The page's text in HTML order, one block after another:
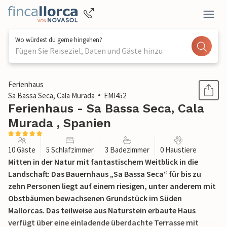
Wo würdest du gerne hingehen?
Fügen Sie Reiseziel, Daten und Gäste hinzu
1 / 56
Ferienhaus
Sa Bassa Seca, Cala Murada
EMI452
Ferienhaus - Sa Bassa Seca, Cala
Murada , Spanien
10 Gäste 5 Schlafzimmer 3 Badezimmer 0 Haustiere
Mitten in der Natur mit fantastischem Weitblick in die
Landschaft: Das Bauernhaus „Sa Bassa Seca“ für bis zu
zehn Personen liegt auf einem riesigen, unter anderem mit
Obstbäumen bewachsenen Grundstück im Süden
Mallorcas. Das teilweise aus Naturstein erbaute Haus
verfügt über eine einladende überdachte Terrasse mit